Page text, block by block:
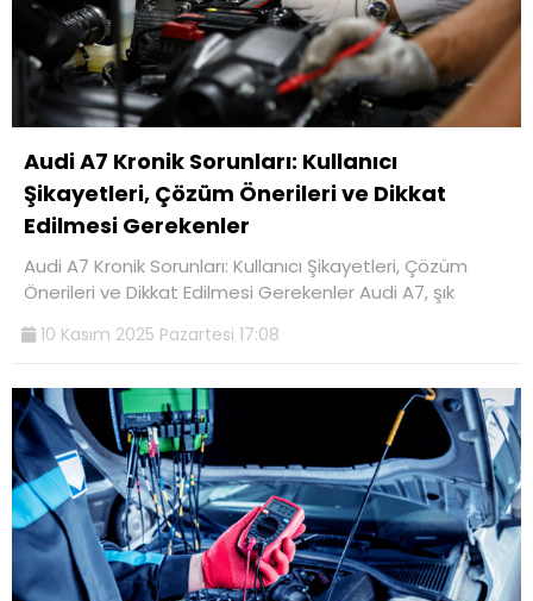
Audi A7 Kronik Sorunları: Kullanıcı
Şikayetleri, Çözüm Önerileri ve Dikkat
Edilmesi Gerekenler
Audi A7 Kronik Sorunları: Kullanıcı Şikayetleri, Çözüm
Önerileri ve Dikkat Edilmesi Gerekenler Audi A7, şık
10 Kasım 2025 Pazartesi 17:08